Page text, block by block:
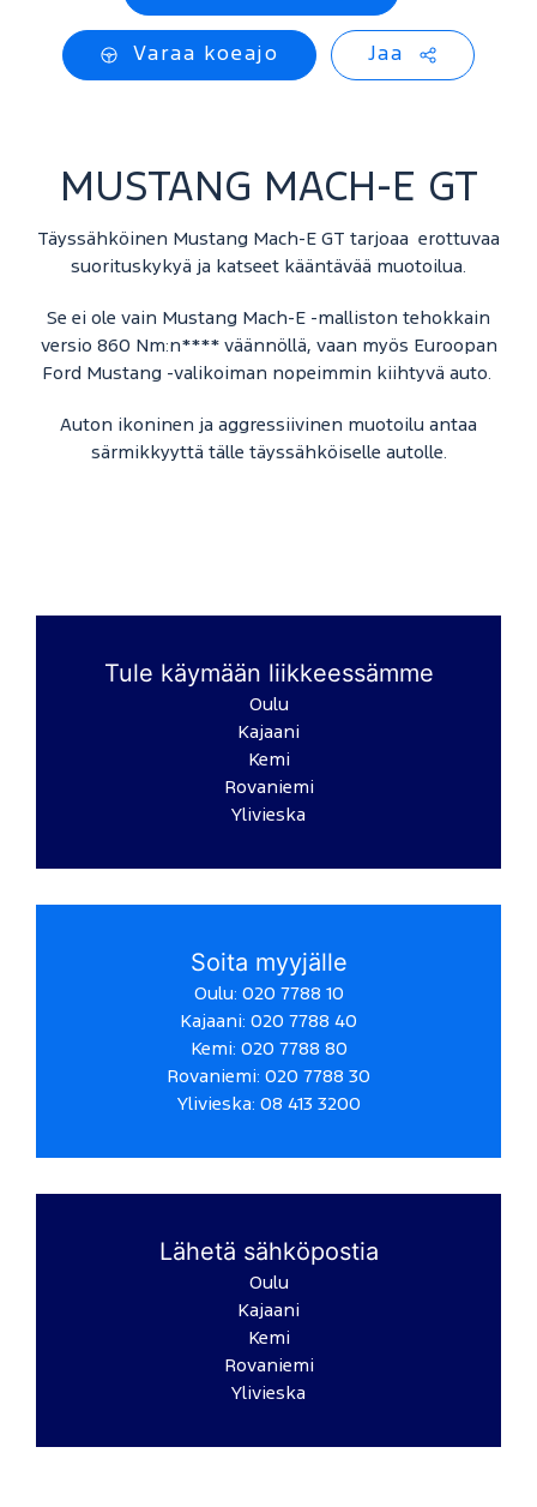
Varaa koeajo Jaa
MUSTANG MACH-E GT
Täyssähköinen Mustang Mach-E GT tarjoaa erottuvaa
suorituskykyä ja katseet kääntävää muotoilua.
Se ei ole vain Mustang Mach-E -malliston tehokkain
versio 860 Nm:n**** väännöllä, vaan myös Euroopan
Ford Mustang -valikoiman nopeimmin kiihtyvä auto.
Auton ikoninen ja aggressiivinen muotoilu antaa
särmikkyyttä tälle täyssähköiselle autolle.
Tule käymään liikkeessämme
Oulu
Kajaani
Kemi
Rovaniemi
Ylivieska
Soita myyjälle
Oulu: 020 7788 10
Kajaani: 020 7788 40
Kemi: 020 7788 80
Rovaniemi: 020 7788 30
Ylivieska: 08 413 3200
Lähetä sähköpostia
Oulu
Kajaani
Kemi
Rovaniemi
Ylivieska